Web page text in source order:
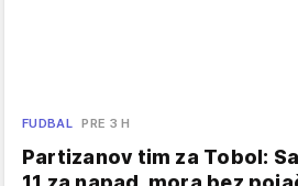
FUDBAL PRE 3 H
Partizanov tim za Tobol: